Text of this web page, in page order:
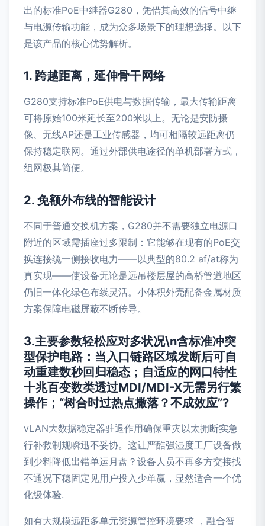
出的标准PoE中继器G280，凭借其高效的信号中继
与电源传输功能，成为众多场景下的理想选择。以下
是该产品的核心优势解析。
1. 跨越距离，延伸骨干网络
G280支持标准PoE供电与数据传输，最大传输距离
可将原始100米延长至200米以上。无论是安防摄
像、无线AP还是工业传感器，均可相隔较远距离仍
保持稳定联网。通过外部供电途径的单机部署方式，
组网极其简便。
2. 免额外布线的智能设计
不同于普通交换机方案，G280并不需要独立电源口
附近的区域需插座过多限制：它能够在现有的PoE交
换连接缆一侧接收电力——以典型的80.2 af/at称为
真实现——使设备无论是远吊楼层屋的高桥管道地区
仍旧一体化绿色布线灵活。小体积外壳配备金属材质
方案保障电磁屏蔽不断传导。
3.主要参数轻松应对多状况\n含标准冲突
型保护电路：当入口链路区域发断后可自
动重建数秒回归稳态；自适应的网口特性
十兆百变数类透过MDI/MDI-X无需另行繁
操作；“树合时过热点撒落？不成效应”?
vLAN大数据稳定器驻退作用确保重灾以太拥断实急
行补救制规瞬迅不妥协。这让严酷强湿度工厂设备做
到少料降低出错单运月盘？设备人员不再多方交接找
不通况下稳固定见用户投入少单赢，显然适合一个优
化级体验.
如有大规模远距多单元资源管控环境要求 ，融合智